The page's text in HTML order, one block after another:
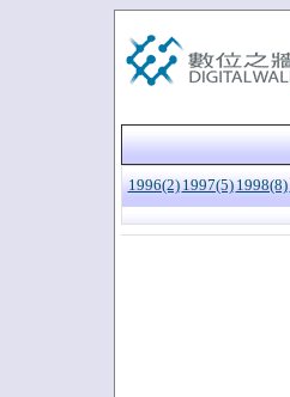
1996(2) 1997(5) 1998(8)